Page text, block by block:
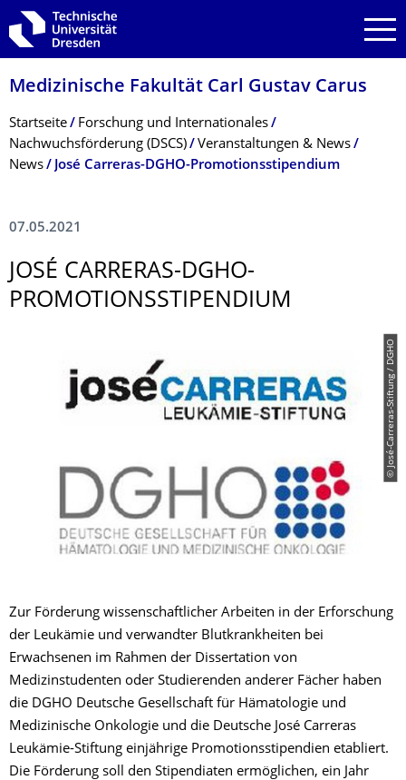
Zur Hauptnavigation springen
Zur Suche springen
Zum Inhalt springen
Medizinische Fakultät Carl Gustav Carus
Breadcrumb-Menü
Startseite
Forschung und Internationales
Nachwuchsförderung (DSCS)
Veranstaltungen & News
News
José Carreras-DGHO-Promotionsstipendium
07.05.2021
JOSÉ CARRERAS-DGHO-
PROMOTIONSSTI­PENDIUM
© José-Carreras-Stiftung / DGHO
Zur Förderung wissenschaftlicher Arbeiten in der Erforschung
der Leukämie und verwandter Blutkrankheiten bei
Erwachsenen im Rahmen der Dissertation von
Medizinstudenten oder Studierenden anderer Fächer haben
die DGHO Deutsche Gesellschaft für Hämatologie und
Medizinische Onkologie und die Deutsche José Carreras
Leukämie-Stiftung einjährige Promotionsstipendien etabliert.
Die Förderung soll den Stipendiaten ermöglichen, ein Jahr